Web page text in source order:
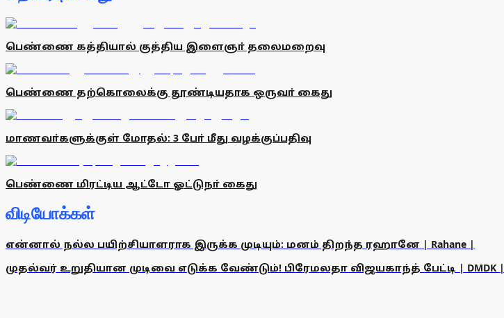
பெண்ணை கத்தியால் குத்திய இளைஞா் தலைமறைவு
பெண்ணை தற்கொலைக்கு தூண்டியதாக ஒருவா் கைது
மாணவா்களுக்குள் மோதல்: 3 போ் மீது வழக்குப்பதிவு
பெண்ணை மிரட்டிய ஆட்டோ ஓட்டுநா் கைது
விடியோக்கள்
என்னால் நல்ல பயிற்சியாளராக இருக்க முடியும்: மனம் திறந்த ரஹானே | Rahane |
முதல்வர் உறுதியான முடிவை எடுக்க வேண்டும்! பிரேமலதா விஜயகாந்த் பேட்டி | DMDK |